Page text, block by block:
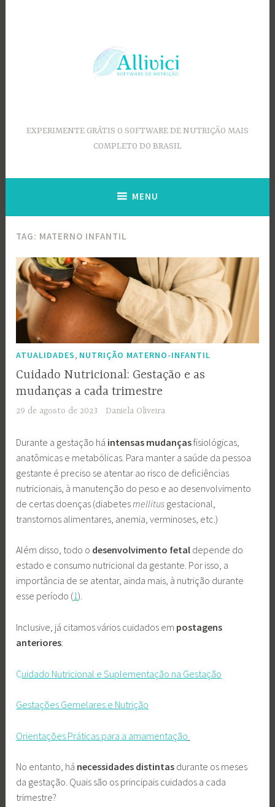
EXPERIMENTE GRÁTIS O SOFTWARE DE NUTRIÇÃO MAIS
COMPLETO DO BRASIL
MENU
TAG: MATERNO INFANTIL
ATUALIDADES, NUTRIÇÃO MATERNO-INFANTIL
Cuidado Nutricional: Gestação e as
mudanças a cada trimestre
29 de agosto de 2023 Daniela Oliveira
Durante a gestação há intensas mudançasfisiológicas,
anatômicas e metabólicas. Para manter a saúde da pessoa
gestante é preciso se atentar ao risco de deficiências
nutricionais, à manutenção do peso e ao desenvolvimento
de certas doenças (diabetes mellitus gestacional,
transtornos alimentares, anemia, verminoses, etc.)
Além disso, todo o desenvolvimento fetal depende do
estado e consumo nutricional da gestante. Por isso, a
importância de se atentar, ainda mais, à nutrição durante
esse período (1).
Inclusive, já citamos vários cuidados em postagens
anteriores:
Cuidado Nutricional e Suplementação na Gestação
Gestações Gemelares e Nutrição
Orientações Práticas para a amamentação
No entanto, há necessidades distintas durante os meses
da gestação. Quais são os principais cuidados a cada
trimestre?